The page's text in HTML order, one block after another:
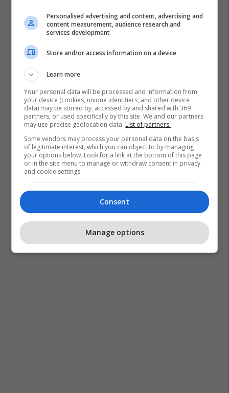
Gjakovë Krim Në Familje Zvicër Shishman
Personalised advertising and content, advertising and
content measurement, audience research and
services development
Store and/or access information on a device
Learn more
Your personal data will be processed and information from
your device (cookies, unique identifiers, and other device
data) may be stored by, accessed by and shared with 369
partners, or used specifically by this site. We and our partners
may use precise geolocation data. List of partners.
Some vendors may process your personal data on the basis
of legitimate interest, which you can object to by managing
your options below. Look for a link at the bottom of this page
or in the site menu to manage or withdraw consent in privacy
and cookie settings.
Consent
Manage options